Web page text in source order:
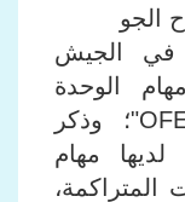
الجو
الجيش
الوحدة
التكنولوجية الجوية "OFEK 324"؛ وذكر
مهام